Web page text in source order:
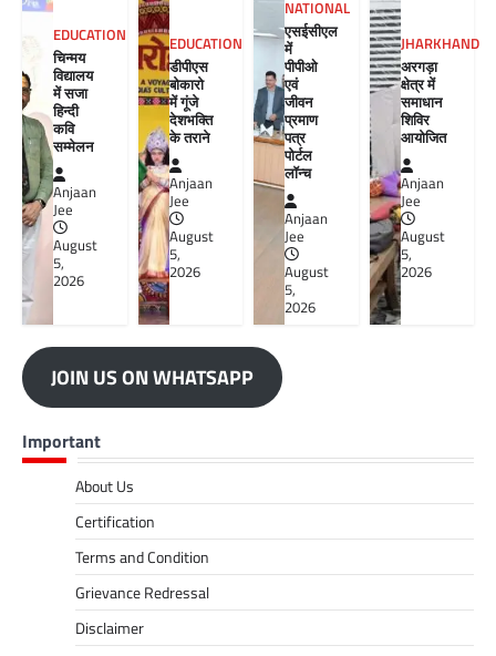
EDUCATION
चिन्मय
विद्यालय
में सजा
हिन्दी
कवि
सम्मेलन
Anjaan
Jee
August
5,
2026
EDUCATION
डीपीएस
बोकारो
में गूंजे
देशभक्ति
के तराने
Anjaan
Jee
August
5,
2026
NATIONAL
एसईसीएल
में
पीपीओ
एवं
जीवन
प्रमाण
पत्र
पोर्टल
लॉन्च
Anjaan
Jee
August
5,
2026
JHARKHAND
अरगड़ा
क्षेत्र में
समाधान
शिविर
आयोजित
Anjaan
Jee
August
5,
2026
JOIN US ON WHATSAPP
Important
About Us
Certification
Terms and Condition
Grievance Redressal
Disclaimer